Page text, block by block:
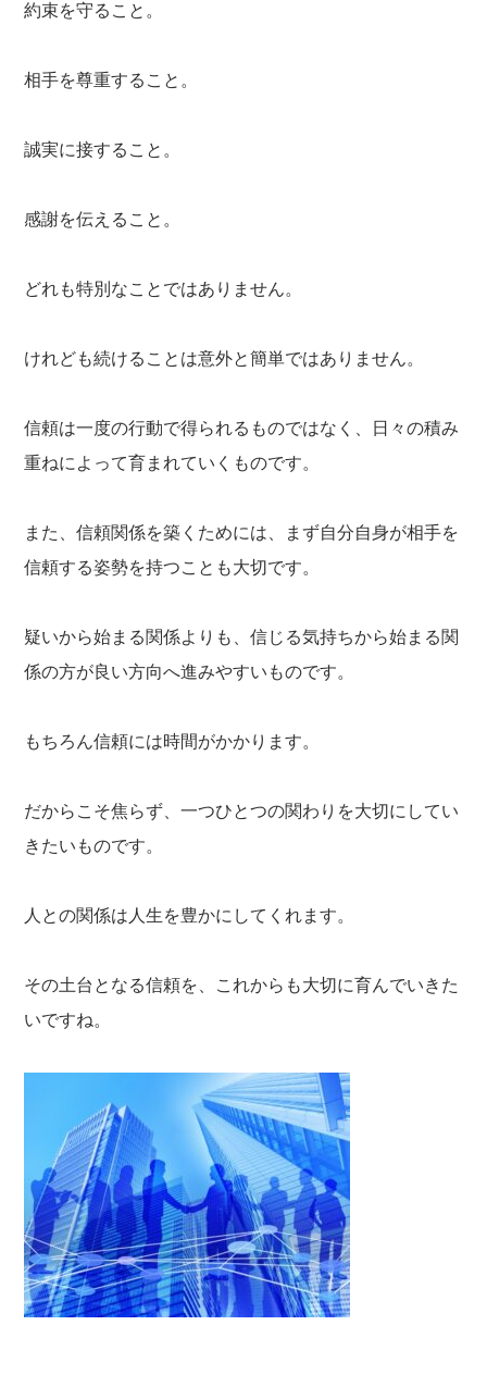
約束を守ること。
相手を尊重すること。
誠実に接すること。
感謝を伝えること。
どれも特別なことではありません。
けれども続けることは意外と簡単ではありません。
信頼は一度の行動で得られるものではなく、日々の積み
重ねによって育まれていくものです。
また、信頼関係を築くためには、まず自分自身が相手を
信頼する姿勢を持つことも大切です。
疑いから始まる関係よりも、信じる気持ちから始まる関
係の方が良い方向へ進みやすいものです。
もちろん信頼には時間がかかります。
だからこそ焦らず、一つひとつの関わりを大切にしてい
きたいものです。
人との関係は人生を豊かにしてくれます。
その土台となる信頼を、これからも大切に育んでいきた
いですね。